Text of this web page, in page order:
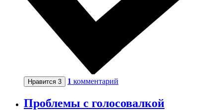
Нравится 3 1 комментарий
Проблемы с голосовалкой